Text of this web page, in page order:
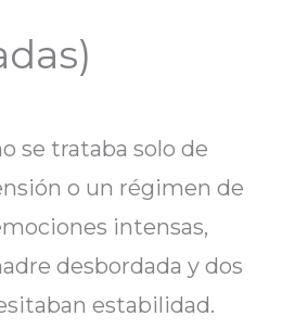
se trataba solo de
o un régimen de
intensas,
desbordada y dos
estabilidad.